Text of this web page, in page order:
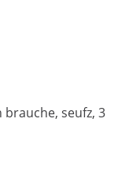
brauche, seufz, 3